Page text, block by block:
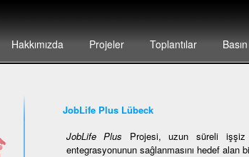
Hakkımızda Projeler Toplantılar Basın
JobLife Plus Lübeck
JobLife Plus Projesi, uzun süreli işşiz
entegrasyonunun saĝlanmasını hedef alan